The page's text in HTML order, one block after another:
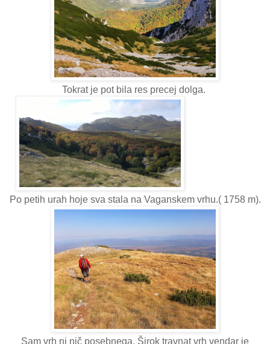
Tokrat je pot bila res precej dolga.
Po petih urah hoje sva stala na Vaganskem vrhu.( 1758 m).
Sam vrh ni nič posebnega. Širok travnat vrh vendar je